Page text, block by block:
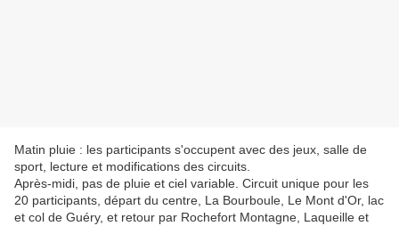
Matin pluie : les participants s'occupent avec des jeux, salle de
sport, lecture et modifications des circuits.
Après-midi, pas de pluie et ciel variable. Circuit unique pour les
20 participants, départ du centre, La Bourboule, Le Mont d'Or, lac
et col de Guéry, et retour par Rochefort Montagne, Laqueille et